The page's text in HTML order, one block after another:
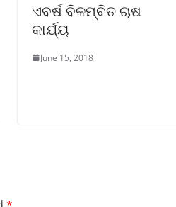
ଏବର୍ଷ ବିଳମ୍ବିତ ଚାଷ
କାର୍ଯ୍ୟ
June 15, 2018